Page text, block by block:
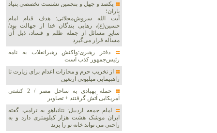
یکصد و چهل و پنجمین نشست تخصصی بنیاد
باران؛
آیت الله سروش‌محلاتی: هدف قیام امام
حسین(ع)، رهایی بندگان خدا از جهالت بود/
سایر مسائل از جمله ظلم و فساد، ذیل آن
مسأله قرار می‌گیرد
دفتر رهبری:واکنش رهبرانقلاب به نامه
رئیس‌جمهور کذب است
از تخریب حرم و مجازات اعدام برای زیارت تا
راهپیمایی میلیونی اربعین
حمله پهپادی به ساحل مصر / 2 کشتی
آمریکایی آتش گرفتند + تصاویر
امام جمعه اردبیل: نتانیاهو به ترامپ گفته
ایران موشک هشت هزار کیلومتری دارد و به
راحتی می تواند خانه تو را بزند